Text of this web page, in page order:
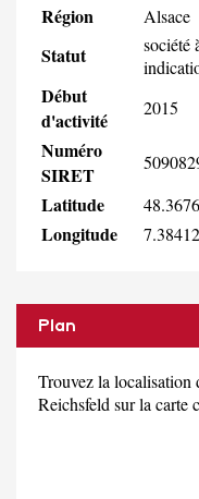
Région Alsace
Statut
société
Début
d'activité
2015
Numéro
SIRET
Latitude
Longitude
Plan
Trouvez la localisation
Reichsfeld sur la carte